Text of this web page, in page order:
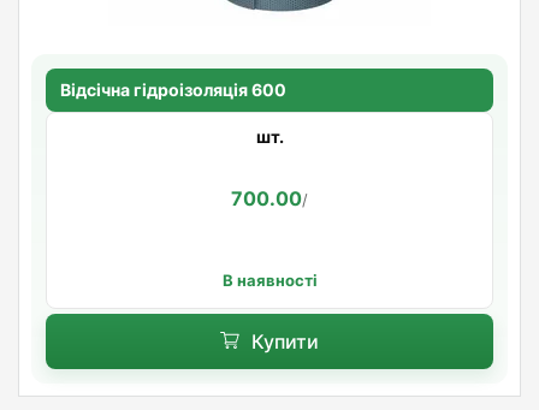
Відсічна гідроізоляція 600
шт.
700.00/
В наявності
Купити